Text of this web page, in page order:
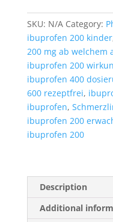
SKU: N/A Category:
ibuprofen 200 kinder
200 mg ab welchem
ibuprofen 200
ibuprofen 400
600 rezeptfrei,
ibuprofen,
ibuprofen 200
ibuprofen 200
Description
Additional